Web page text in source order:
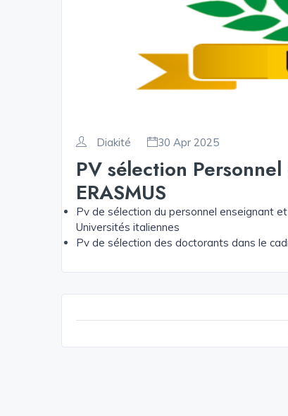
Diakité 30 Apr 2025
PV sélection
ERASMUS
Pv de sélection du personnel enseignant
Universités italiennes
Pv de sélection des doctorants dans le